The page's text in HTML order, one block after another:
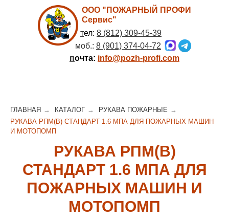
ООО "ПОЖАРНЫЙ ПРОФИ
Сервис"
почта: info@pozh-profi.com
тел: 8 (812) 309-45-39
моб.: 8 (901) 374-04-72
ГЛАВНАЯ → КАТАЛОГ → РУКАВА ПОЖАРНЫЕ →
РУКАВА РПМ(В) СТАНДАРТ 1.6 МПА ДЛЯ ПОЖАРНЫХ МАШИН
И МОТОПОМП
РУКАВА РПМ(В)
СТАНДАРТ 1.6 МПА ДЛЯ
ПОЖАРНЫХ МАШИН И
МОТОПОМП